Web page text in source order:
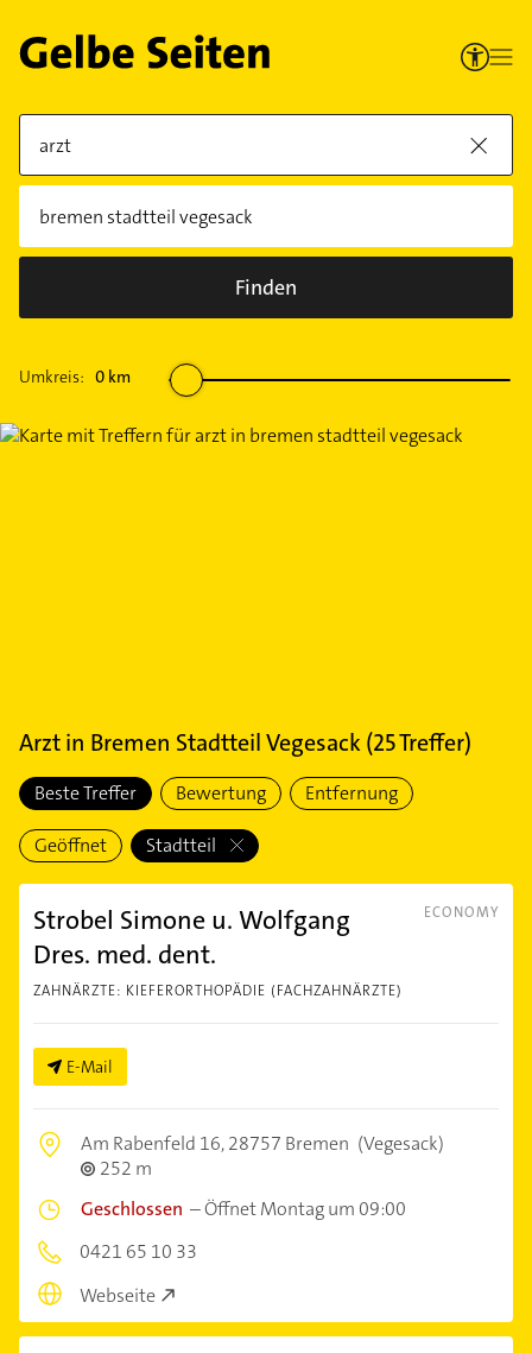
Finden
Umkreis: 0 km
Arztin Bremen Stadtteil Vegesack(25Treffer)
Beste Treffer Bewertung Entfernung
Geöffnet Stadtteil
ECONOMY
Strobel Simone u. Wolfgang
Dres. med. dent.
ZAHNÄRZTE: KIEFERORTHOPÄDIE (FACHZAHNÄRZTE)
E-Mail
Am Rabenfeld 16,28757 Bremen (Vegesack)
252 m
Geschlossen –Öffnet Montag um 09:00
0421 65 10 33
Webseite